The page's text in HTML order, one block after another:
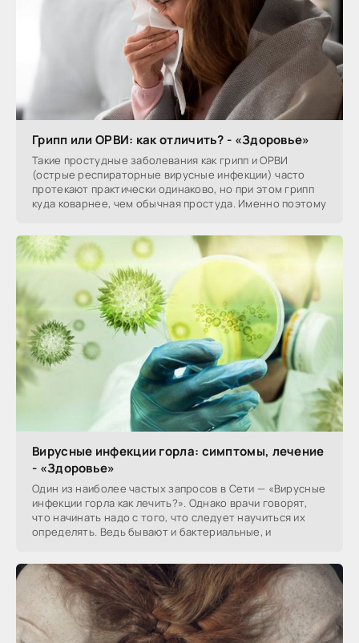
Грипп или ОРВИ: как отличить? - «Здоровье»
Такие простудные заболевания как грипп и ОРВИ
(острые респираторные вирусные инфекции) часто
протекают практически одинаково, но при этом грипп
куда коварнее, чем обычная простуда. Именно поэтому
Вирусные инфекции горла: симптомы, лечение
- «Здоровье»
Один из наиболее частых запросов в Сети — «Вирусные
инфекции горла как лечить?». Однако врачи говорят,
что начинать надо с того, что следует научиться их
определять. Ведь бывают и бактериальные, и